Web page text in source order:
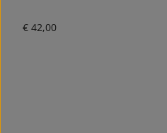
Normale prijs:
€ 42,00